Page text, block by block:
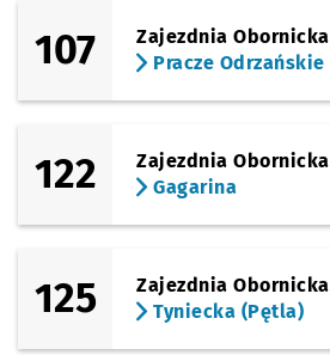
107
Zajezdnia Obornicka
Pracze Odrzańskie
122
Zajezdnia Obornicka
Gagarina
125
Zajezdnia Obornicka
Tyniecka (Pętla)